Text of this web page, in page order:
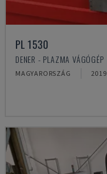
PL 1530
DENER - PLAZMA VÁGÓGÉP
MAGYARORSZÁG 2019